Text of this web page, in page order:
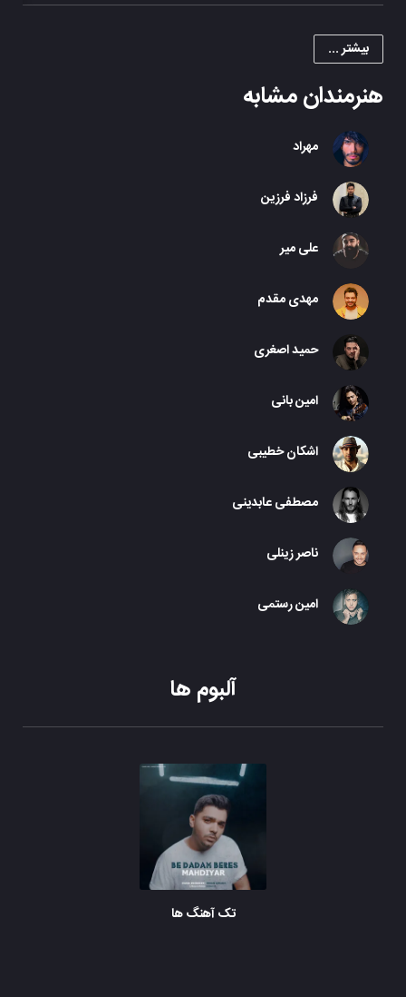
بیشتر ...
هنرمندان مشابه
مهراد
فرزاد فرزین
علی میر
مهدی مقدم
حمید اصغری
امین بانی
اشکان خطیبی
مصطفی عابدینی
ناصر زینلی
امین رستمی
آلبوم ها
تک آهنگ ها